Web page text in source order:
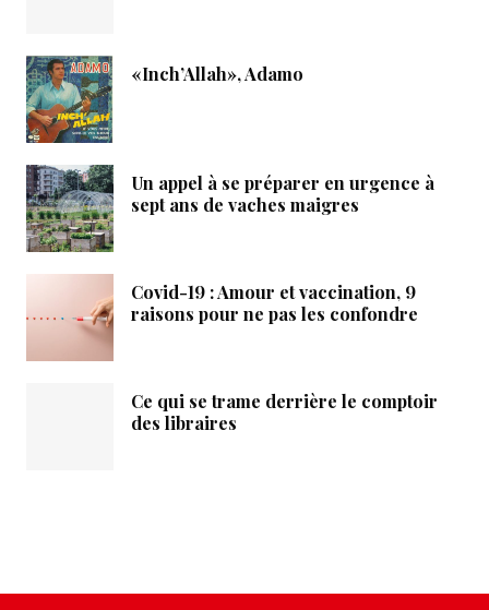
«Inch’Allah», Adamo
Un appel à se préparer en urgence à
sept ans de vaches maigres
Covid-19 : Amour et vaccination, 9
raisons pour ne pas les confondre
Ce qui se trame derrière le comptoir
des libraires